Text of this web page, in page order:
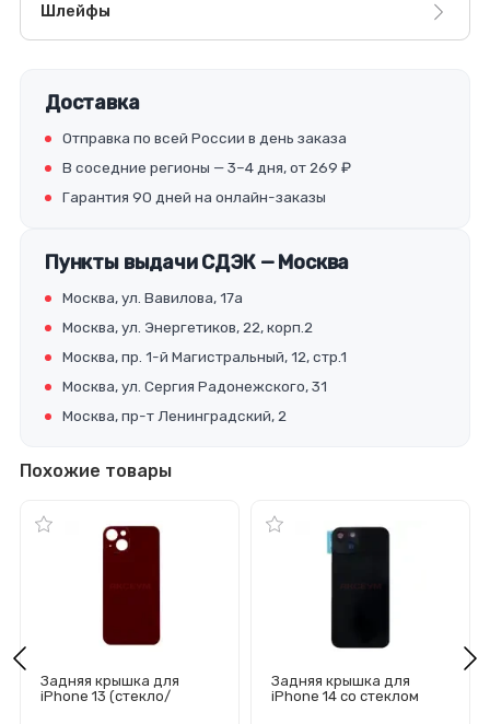
Шлейфы
Доставка
Отправка по всей России в день заказа
В соседние регионы — 3–4 дня, от 269 ₽
Гарантия 90 дней на онлайн-заказы
Пункты выдачи СДЭК — Москва
Москва, ул. Вавилова, 17а
Москва, ул. Энергетиков, 22, корп.2
Москва, пр. 1-й Магистральный, 12, стр.1
Москва, ул. Сергия Радонежского, 31
Москва, пр-т Ленинградский, 2
Похожие товары
Задняя крышка для
iPhone 13 (стекло/
Задняя крышка для
iPhone 14 со стеклом